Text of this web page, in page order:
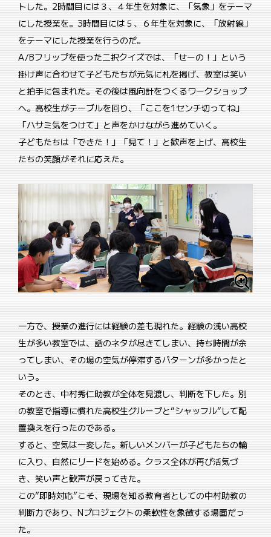
トした。2時間目には３、４年生を対象に、「気象」をテーマ
にした授業を。3時間目には５、６年生を対象に、「放射線」
をテーマにした授業を行うのだ。
A/Bフリップを使った二択クイズでは、「せーの！」という
掛け声に合わせて子どもたちが元気に札を掲げ、教室は笑い
と拍手に包まれた。その後は風向計をつくるワークショップ
へ。高校生がテーブルを回り、「ここを1センチ切ってね」
「ハサミ気をつけて」と声をかけながら進めていく。
子どもたちは「できた！」「見て！」と歓声を上げ、高校生
たちの笑顔がそれに応えた。
一方で、授業の進行には経験の差も現れた。経験の浅い高校
生が多い教室では、話のネタが尽きてしまい、持ち時間が余
ってしまい、その場の空気が停滞するパターンが多かったと
いう。
そのとき、中村秀仁助教が全体を見渡し、判断を下した。別
の教室で指導に慣れた高校生グループと”シャッフル”して配
置換えを行ったのである。
すると、空気は一変した。新しいメンバーが子どもたちの輪
に入り、自然にリードを始める。クラス全体が再び活気づ
き、笑い声と歓声が戻ってきた。
この”即時対応”こそ、現場を知る教育者としての中村助教の
判断力であり、Nプロジェクトの柔軟性を象徴する場面だっ
た。